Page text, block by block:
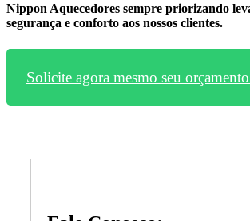
Nippon Aquecedores sempre priorizando
segurança e conforto aos nossos clientes.
Solicite agora mesmo seu